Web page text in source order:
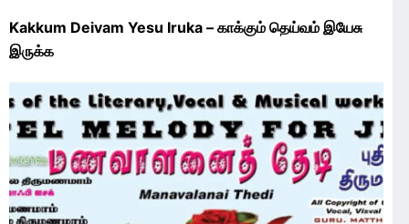
Kakkum Deivam Yesu Iruka – காக்கும் தெய்வம் இயேசு
இருக்க